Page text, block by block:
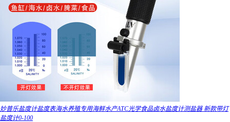
妙普乐盐度计盐度表海水养殖专用海鲜水产ATC光学食品卤水盐度计测盐器 新款带灯
盐度计0-100